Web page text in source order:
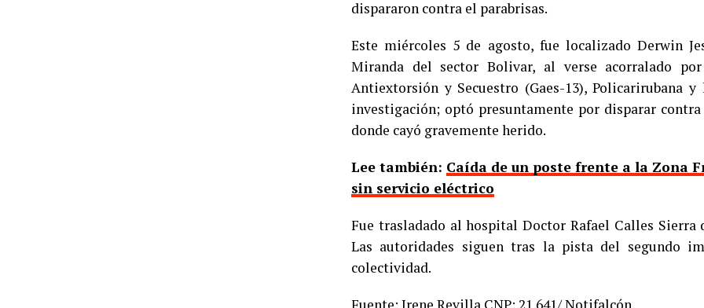
dispararon contra el parabrisas.
Este miércoles 5 de agosto, fue localizado Derwin
Miranda del sector Bolivar, al verse acorralado
Antiextorsión y Secuestro (Gaes-13), Policarirubana
investigación; optó presuntamente por disparar
donde cayó gravemente herido.
Lee también: Caída de un poste frente a la Zona
sin servicio eléctrico
Fue trasladado al hospital Doctor Rafael Calles
Las autoridades siguen tras la pista del segundo
colectividad.